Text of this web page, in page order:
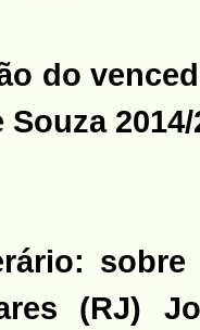
do
2014/
(RJ)